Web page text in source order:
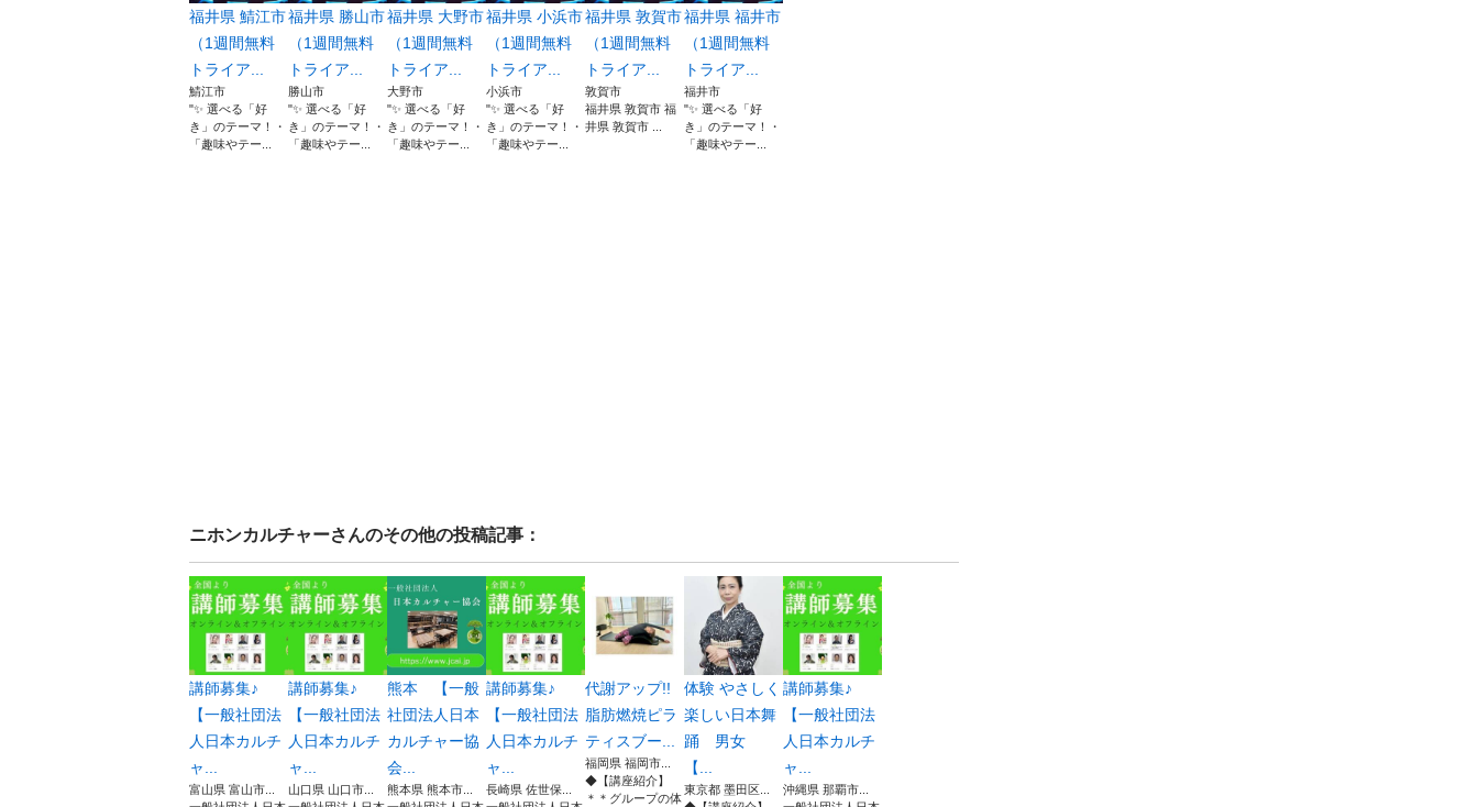
福井県 鯖江市
（1週間無料
トライア...
鯖江市
"✨ 選べる「好
き」のテーマ！・
「趣味やテー...
福井県 勝山市
（1週間無料
トライア...
勝山市
"✨ 選べる「好
き」のテーマ！・
「趣味やテー...
福井県 大野市
（1週間無料
トライア...
大野市
"✨ 選べる「好
き」のテーマ！・
「趣味やテー...
福井県 小浜市
（1週間無料
トライア...
小浜市
"✨ 選べる「好
き」のテーマ！・
「趣味やテー...
福井県 敦賀市
（1週間無料
トライア...
敦賀市
福井県 敦賀市 福
井県 敦賀市 ...
福井県 福井市
（1週間無料
トライア...
福井市
"✨ 選べる「好
き」のテーマ！・
「趣味やテー...
ニホンカルチャーさんのその他の投稿記事：
講師募集♪
【一般社団法
人日本カルチ
ャ...
富山県 富山市...
講師募集♪
【一般社団法
人日本カルチ
ャ...
山口県 山口市...
熊本 【一般
社団法人日本
カルチャー協
会...
熊本県 熊本市...
講師募集♪
【一般社団法
人日本カルチ
ャ...
長崎県 佐世保...
代謝アップ!!
脂肪燃焼ピラ
ティスブー...
福岡県 福岡市...
◆【講座紹介】
＊＊グループの体
体験 やさしく
楽しい日本舞
踊 男女
【...
東京都 墨田区...
講師募集♪
【一般社団法
人日本カルチ
ャ...
沖縄県 那覇市...